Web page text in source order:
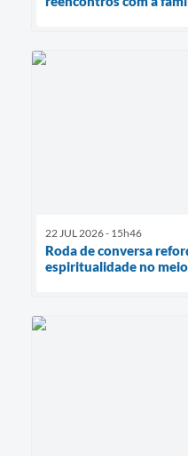
22 JUL 2026 - 15h46
Roda de conversa
espiritualidade no meio